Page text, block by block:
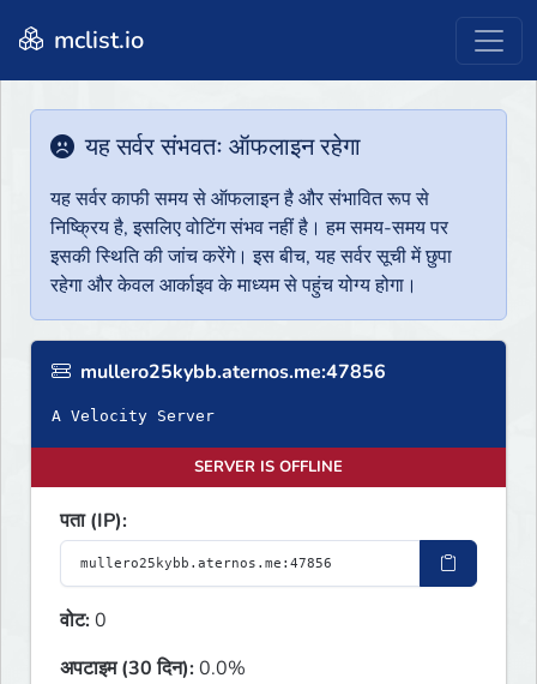
mclist.io
यह सर्वर संभवतः ऑफलाइन रहेगा
यह सर्वर काफी समय से ऑफलाइन है और संभावित रूप से
निष्क्रिय है, इसलिए वोटिंग संभव नहीं है। हम समय-समय पर
इसकी स्थिति की जांच करेंगे। इस बीच, यह सर्वर सूची में छुपा
रहेगा और केवल आर्काइव के माध्यम से पहुंच योग्य होगा।
mullero25kybb.aternos.me:47856
A Velocity Server
SERVER IS OFFLINE
पता (IP):
वोट:0
अपटाइम (30 दिन):0.0%